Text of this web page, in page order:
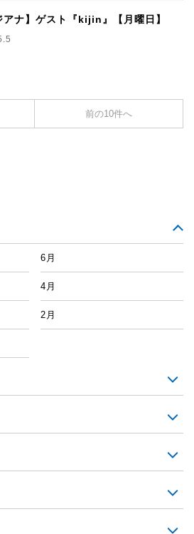
アナ】ゲスト『kijin』【月曜日】
前の10件へ
6月
4月
2月